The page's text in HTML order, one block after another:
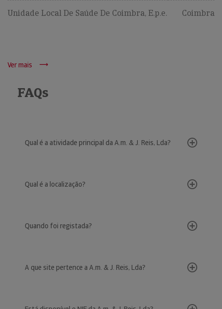
Unidade Local De Saúde De Coimbra, E.p.e. Coimbra
Ver mais
FAQs
Qual é a atividade principal da A.m. & J. Reis, Lda?
Qual é a localização?
Quando foi registada?
A que site pertence a A.m. & J. Reis, Lda?